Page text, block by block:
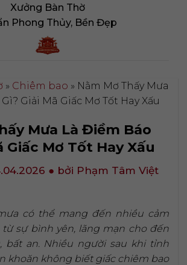
Xưởng Bàn Thờ
Phong Thủy, Bền Đẹp
» Chiêm bao » Nằm Mơ Thấy Mưa
Giải Mã Giấc Mơ Tốt Hay Xấu
Mưa Là Điềm Báo
Giấc Mơ Tốt Hay Xấu
● bởi Phạm Tâm Việt
có thể mang đến nhiều cảm
từ sự bình yên, lãng mạn cho đến
bất an. Nhiều người sau khi tỉnh
khoăn không biết giấc chiêm bao